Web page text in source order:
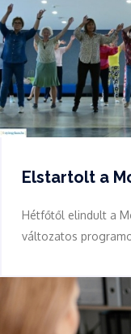
Elstartolt a
Hétfőtől elindult a
változatos